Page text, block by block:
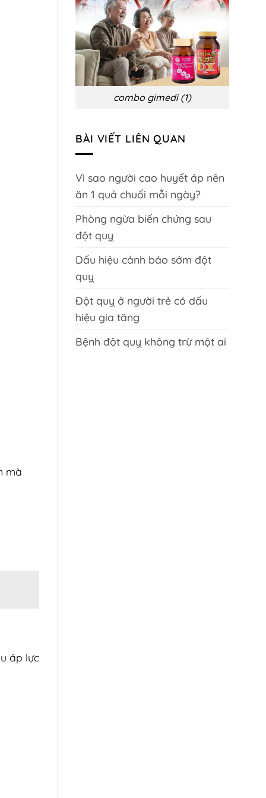
mà
áp lực
biến
chứng
và
phòng
ngừa
combo gimedi (1)
BÀI VIẾT LIÊN QUAN
Vì sao người cao huyết áp nên
ăn 1 quả chuối mỗi ngày?
Phòng ngừa biến chứng sau
đột quỵ
Dấu hiệu cảnh báo sớm đột
quỵ
Đột quỵ ở người trẻ có dấu
hiệu gia tăng
Bệnh đột quỵ không trừ một ai